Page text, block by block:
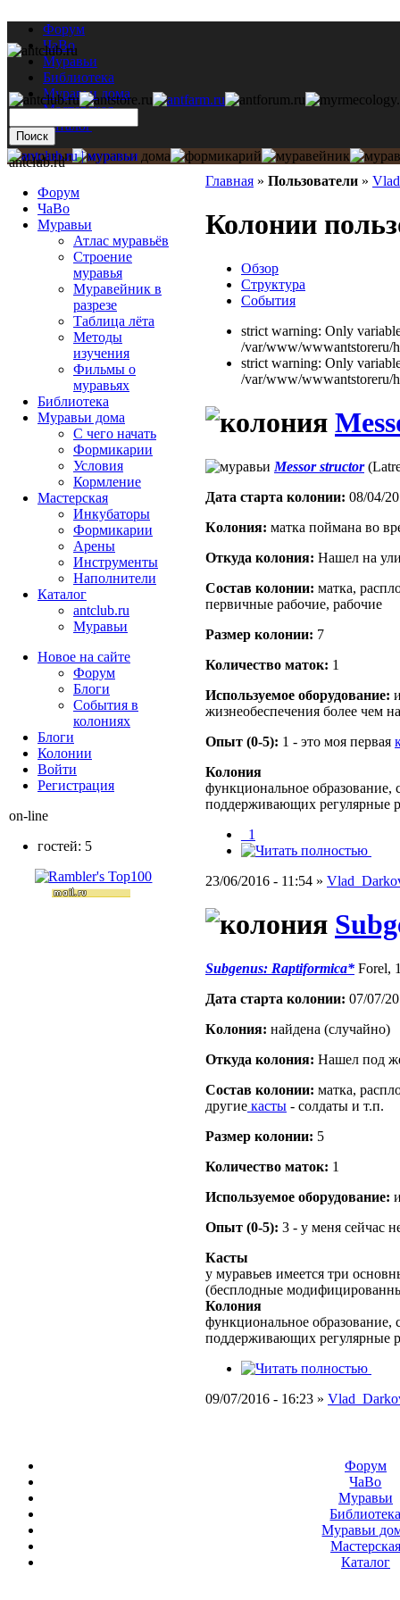
Форум
ЧаВо
Муравьи
Библиотека
Муравьи дома
Мастерская
Каталог
Главная » Пользователи »
Колонии
Обзор
Структура
События
strict warning: Only
/var/www/wwwantstoreru/
strict warning: Only
/var/www/wwwantstoreru/
Messor structor
Дата старта кoлонии: 08/04/
Кoлония: матка поймана во
Откуда кoлония: Нашел на
Состав кoлонии: матка,
первичные рабочие, рабочие
Размер кoлонии: 7
Количество маток: 1
Используемое оборудование:
жизнеобеспечения более чем
Опыт (0-5): 1 - это моя первая
Колония
функциональное образование,
поддерживающих регулярные
_1
23/06/2016 - 11:54 »
Subgenus: Raptiformica* Forel,
Дата старта кoлонии: 07/07/
Кoлония: найдена (случайно)
Откуда кoлония: Нашел под
Состав кoлонии: матка,
другие касты - солдаты и т.п.
Размер кoлонии: 5
Количество маток: 1
Используемое оборудование:
Опыт (0-5): 3 - у меня сейчас
Касты
у муравьев имеется три
(бесплодные
Колония
функциональное образование,
поддерживающих регулярные
09/07/2016 - 16:23 »
antclub.ru
Форум
ЧаВо
Муравьи
Атлас муравьёв
Строение
муравья
Муравейник в
разрезе
Таблица лёта
Методы
изучения
Фильмы о
муравьях
Библиотека
Муравьи дома
С чего начать
Формикарии
Условия
Кормление
Мастерская
Инкубаторы
Формикарии
Арены
Инструменты
Наполнители
Каталог
antclub.ru
Муравьи
Новое на сайте
Форум
Блоги
События в
колониях
Блоги
Колонии
Войти
Peгиcтpaция
on-line
гостей: 5
Форум
ЧаВо
Муравьи
Муравьи
Мастерская
Каталог